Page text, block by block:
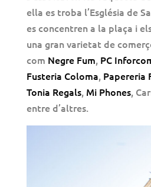
ella es troba l’Església de
es concentren a la plaça i
una gran varietat de
com Negre Fum, PC
Fusteria Coloma, Papereria
Tonia Regals, Mi Phones,
entre d’altres.